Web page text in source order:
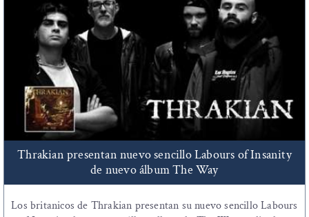
Thrakian presentan nuevo sencillo Labours of Insanity
de nuevo álbum The Way
Los britanicos de Thrakian presentan su nuevo sencillo Labours